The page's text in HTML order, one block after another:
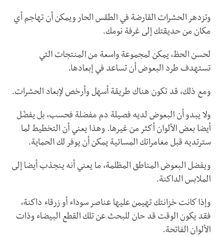
وتزدهر الحشرات القارضة في الطقس الحار ويمكن أن تهاجم أي
مكان من حديقتك إلى غرفة نومك.
لحسن الحظ، يمكن لمجموعة واسعة من المنتجات التي
تستهدف طرد البعوض أن تساعد في إبعادها.
ومع ذلك، قد تكون هناك طريقة أسهل وأرخص لإبعاد الحشرات.
ولا يبدو أن البعوض لديه فصيلة دم مفضلة فحسب، بل يفضّل
أيضا بعض الألوان أكثر من غيرها. وهذا يعني أن التخطيط لما
سترتديه قبل مغامراتك المسائية يمكن أن يوفر لك الحماية.
ويفضل البعوض المناطق المظلمة، ما يعني أنه ينجذب أيضا إلى
الملابس الداكنة.
وإذا كانت خزانتك تهيمن عليها عناصر سوداء أو زرقاء داكنة،
فقد يكون الوقت قد حان للبحث عن تلك القطع البيضاء وذات
الألوان الفاتحة.